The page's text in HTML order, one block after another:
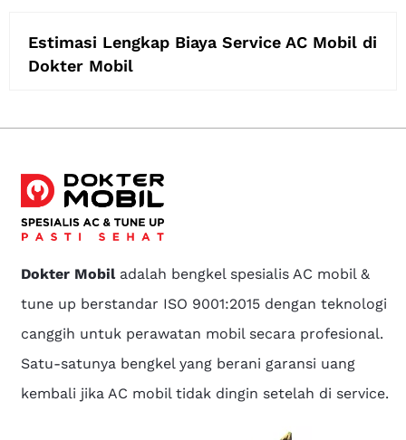
Estimasi Lengkap Biaya Service AC Mobil di
Dokter Mobil
Dokter Mobiladalah bengkel spesialis AC mobil &
tune up berstandar ISO 9001:2015 dengan teknologi
canggih untuk perawatan mobil secara profesional.
Satu-satunya bengkel yang berani garansi uang
kembali jika AC mobil tidak dingin setelah di service.